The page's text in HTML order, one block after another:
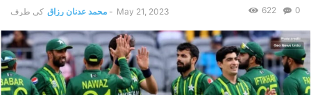
کی طرف محمد عدنان رزاق - May 21, 2023 0
622